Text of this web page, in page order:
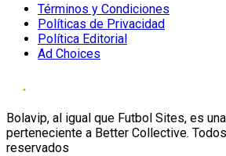
Términos y Condiciones
Políticas de Privacidad
Política Editorial
Ad Choices
Bolavip, al igual que Futbol Sites, es
perteneciente a Better Collective.
reservados